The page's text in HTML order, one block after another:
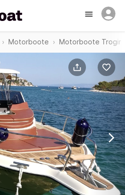
Motorboote Motorboote Trogir